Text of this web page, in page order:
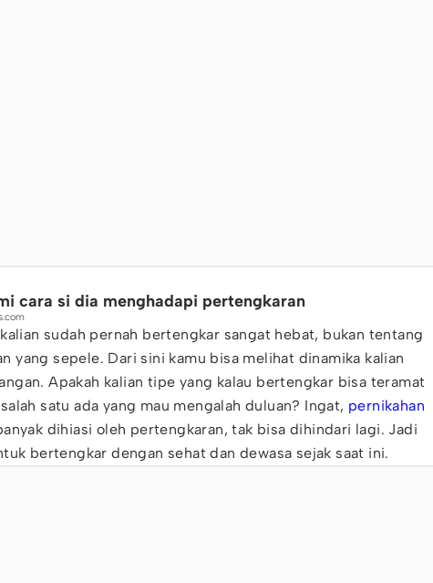
cara si dia menghadapi pertengkaran
sudah pernah bertengkar sangat hebat, bukan tentang
yang sepele. Dari sini kamu bisa melihat dinamika kalian
Apakah kalian tipe yang kalau bertengkar bisa teramat
satu ada yang mau mengalah duluan? Ingat, pernikahan
dihiasi oleh pertengkaran, tak bisa dihindari lagi. Jadi
bertengkar dengan sehat dan dewasa sejak saat ini.